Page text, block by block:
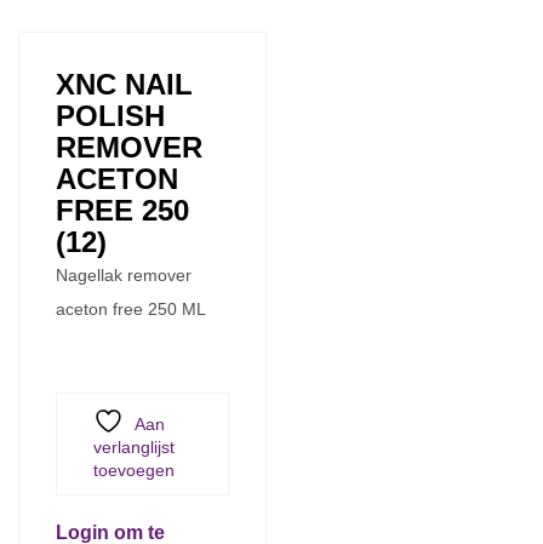
XNC NAIL
POLISH
REMOVER
ACETON
FREE 250
(12)
Nagellak remover
aceton free 250 ML
Aan
verlanglijst
toevoegen
Login om te